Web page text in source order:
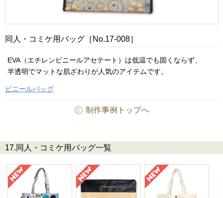
同人・コミケ用バッグ［No.17-008］
EVA（エチレンビニールアセテート）は低温でも固くならず、
半透明でマットな肌ざわりが人気のアイテムです。
ビニールバッグ
制作事例トップへ
17.同人・コミケ用バッグ一覧